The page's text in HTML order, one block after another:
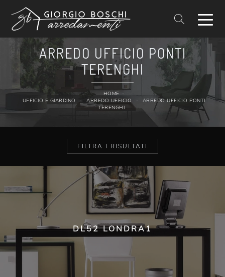
ARREDO UFFICIO PONTI
TERENGHI
HOME -
UFFICIO E GIARDINO
- ARREDO UFFICIO -
ARREDO UFFICIO PONTI
TERENGHI
FILTRA I RISULTATI
DL52 LONDRA1